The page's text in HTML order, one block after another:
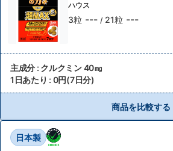
ハウス
3粒 --- / 21粒 ---
主成分 : クルクミン 40㎎
1日あたり : 0円(7日分)
商品を比較する
日本製